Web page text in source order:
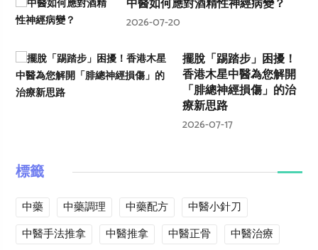
中醫如何應對酒精性神經病變？
2026-07-20
擺脫「踢踏步」困擾！
香港木星中醫為您解開
「腓總神經損傷」的治
療新思路
2026-07-17
標籤
中藥 中藥調理 中藥配方
中醫小針刀
中醫手法推拿
中醫推拿 中醫正骨
中醫治療